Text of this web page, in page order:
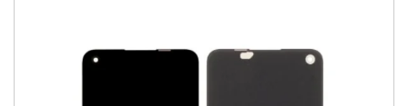
Thay màn hình